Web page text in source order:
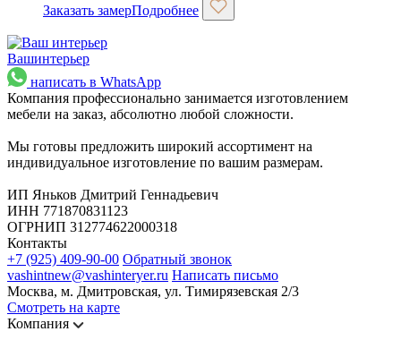
Заказать замерПодробнее
Вашинтерьер
написать в WhatsApp
Компания профессионально занимается изготовлением
мебели на заказ, абсолютно любой сложности.
Мы готовы предложить широкий ассортимент на
индивидуальное изготовление по вашим размерам.
ИП Яньков Дмитрий Геннадьевич
ИНН 771870831123
ОГРНИП 312774622000318
Контакты
+7 (925) 409-90-00 Обратный звонок
vashintnew@vashinteryer.ru Написать письмо
Москва, м. Дмитровская, ул. Тимирязевская 2/3
Смотреть на карте
Компания